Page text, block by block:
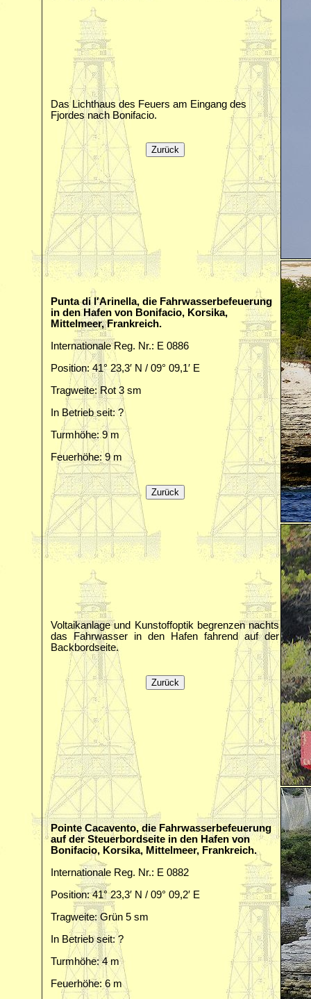
Das Lichthaus des Feuers am Eingang des
Fjordes nach Bonifacio.
Punta di l′Arinella, die Fahrwasserbefeuerung
in den Hafen von Bonifacio, Korsika,
Mittelmeer, Frankreich.
Internationale Reg. Nr.: E 0886
Position: 41° 23,3′ N / 09° 09,1′ E
Tragweite: Rot 3 sm
In Betrieb seit: ?
Turmhöhe: 9 m
Feuerhöhe: 9 m
Voltaikanlage und Kunstoffoptik begrenzen nachts
das Fahrwasser in den Hafen fahrend auf der
Backbordseite.
Pointe Cacavento, die Fahrwasserbefeuerung
auf der Steuerbordseite in den Hafen von
Bonifacio, Korsika, Mittelmeer, Frankreich.
Internationale Reg. Nr.: E 0882
Position: 41° 23,3′ N / 09° 09,2′ E
Tragweite: Grün 5 sm
In Betrieb seit: ?
Turmhöhe: 4 m
Feuerhöhe: 6 m